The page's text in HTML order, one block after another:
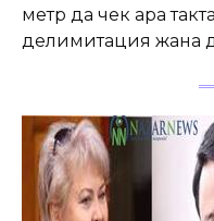
метр да чек ара
делимитация жана